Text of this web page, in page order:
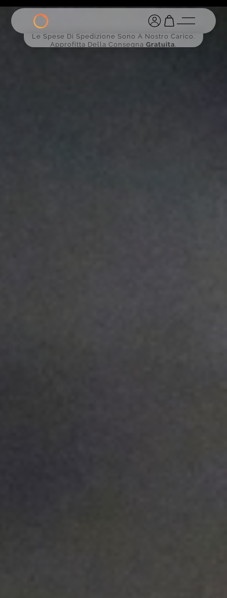
Le Spese Di Spedizione Sono A Nostro Carico.
Approfitta Della ConsegnaGratuita